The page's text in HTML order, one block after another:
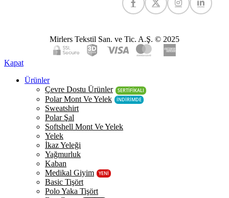
Mirlers Tekstil San. ve Tic. A.Ş. © 2025
Kapat
Ürünler
Çevre Dostu Ürünler
SERTİFİKALI
Polar Mont Ve Yelek İNDİRİMDE
Sweatshirt
Polar Şal
Softshell Mont Ve Yelek
Yelek
İkaz Yeleği
Yağmurluk
Kaban
Medikal Giyim
YENİ
Basic Tişört
Polo Yaka Tişört